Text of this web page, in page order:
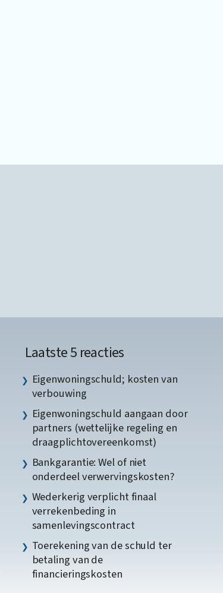
Laatste 5 reacties
Eigenwoningschuld; kosten van
verbouwing
Eigenwoningschuld aangaan door
partners (wettelijke regeling en
draagplichtovereenkomst)
Bankgarantie: Wel of niet
onderdeel verwervingskosten?
Wederkerig verplicht finaal
verrekenbeding in
samenlevingscontract
Toerekening van de schuld ter
betaling van de
financieringskosten